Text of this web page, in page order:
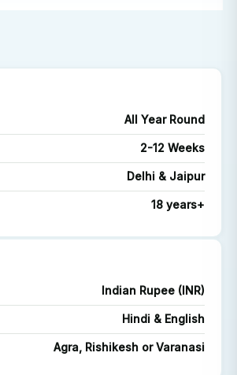
ターンシップは、臨床学習と異文化
シップが優れた選択肢である理由は
を積む
最も多様な人口を抱える地域におけ
ェッショナルから学びましょう
その効率性、適応力、そして革新的
について多くの知見を得ることがで
All Year Round
2-12 Weeks
Delhi & Jaipur
18 years+
Indian Rupee (INR)
Hindi & English
Agra, Rishikesh or Varanasi